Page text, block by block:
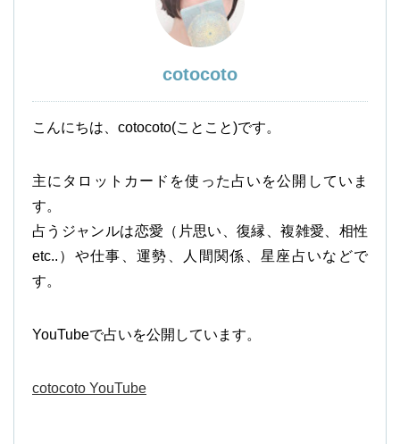
cotocoto
こんにちは、cotocoto(ことこと)です。
主にタロットカードを使った占いを公開していま
す。
占うジャンルは恋愛（片思い、復縁、複雑愛、相性
etc..）や仕事、運勢、人間関係、星座占いなどで
す。
YouTubeで占いを公開しています。
cotocoto YouTube